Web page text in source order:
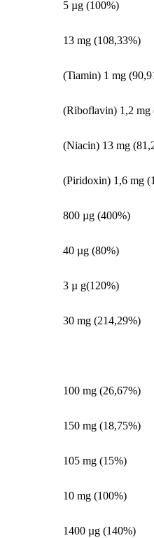
5 µg (100%)
13 mg (108,33%)
(Tiamin) 1 mg
(Riboflavin) 1,2 mg
(Niacin) 13 mg
(Piridoxin) 1,6 mg
800 µg (400%)
40 µg (80%)
3 µ g(120%)
30 mg (214,29%)
100 mg (26,67%)
150 mg (18,75%)
105 mg (15%)
10 mg (100%)
1400 µg (140%)